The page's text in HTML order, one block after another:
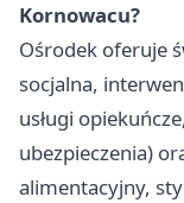
Kornowacu?
Ośrodek oferuje
socjalna,
usługi
ubezpieczenia)
alimentacyjny,